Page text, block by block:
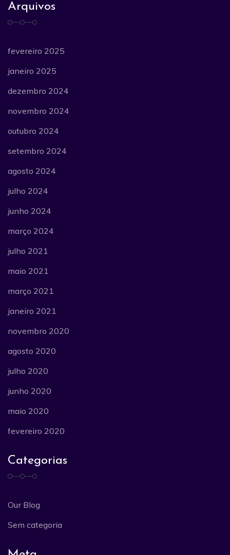
Arquivos
fevereiro 2025
janeiro 2025
dezembro 2024
novembro 2024
outubro 2024
setembro 2024
agosto 2024
julho 2024
junho 2024
março 2024
julho 2021
maio 2021
março 2021
janeiro 2021
novembro 2020
agosto 2020
julho 2020
junho 2020
maio 2020
fevereiro 2020
Categorias
Our Blog
Sem categoria